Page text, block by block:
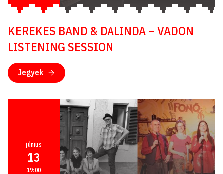
KEREKES BAND & DALINDA – VADON
LISTENING SESSION
Jegyek
június
13
19:00